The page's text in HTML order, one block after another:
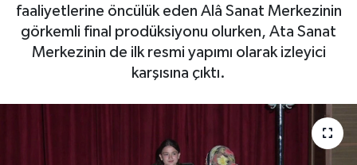
faaliyetlerine öncülük eden Alâ Sanat Merkezinin
görkemli final prodüksiyonu olurken, Ata Sanat
Merkezinin de ilk resmi yapımı olarak izleyici
karşısına çıktı.
GENEL
GÜNDEM